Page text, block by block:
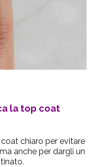
la top coat
chiaro per evitare
anche per dargli un